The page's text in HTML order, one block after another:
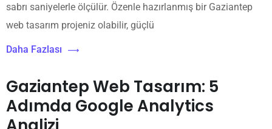
sabrı saniyelerle ölçülür. Özenle hazırlanmış bir Gaziantep
web tasarım projeniz olabilir, güçlü
Daha Fazlası
Gaziantep Web Tasarım: 5
Adımda Google Analytics